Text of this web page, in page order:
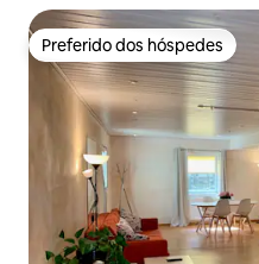
Preferido dos hóspedes
Preferido dos hóspedes